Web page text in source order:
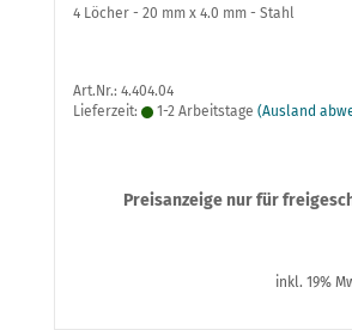
4 Löcher - 20 mm x 4.0 mm - Stahl
Art.Nr.: 4.404.04
Lieferzeit:
1-2 Arbeitstage (Ausland
Preisanzeige nur für
inkl. 19%